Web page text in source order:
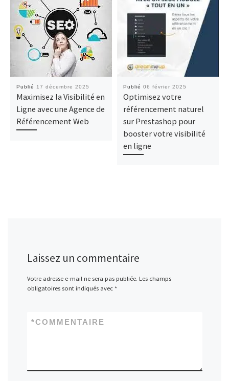
Publié 17 décembre 2025
Maximisez la Visibilité en
Ligne avec une Agence de
Référencement Web
Publié 06 février 2025
Optimisez votre
référencement naturel
sur Prestashop pour
booster votre visibilité
en ligne
Laissez un commentaire
Votre adresse e-mail ne sera pas publiée. Les champs
obligatoires sont indiqués avec *
COMMENTAIRE
*